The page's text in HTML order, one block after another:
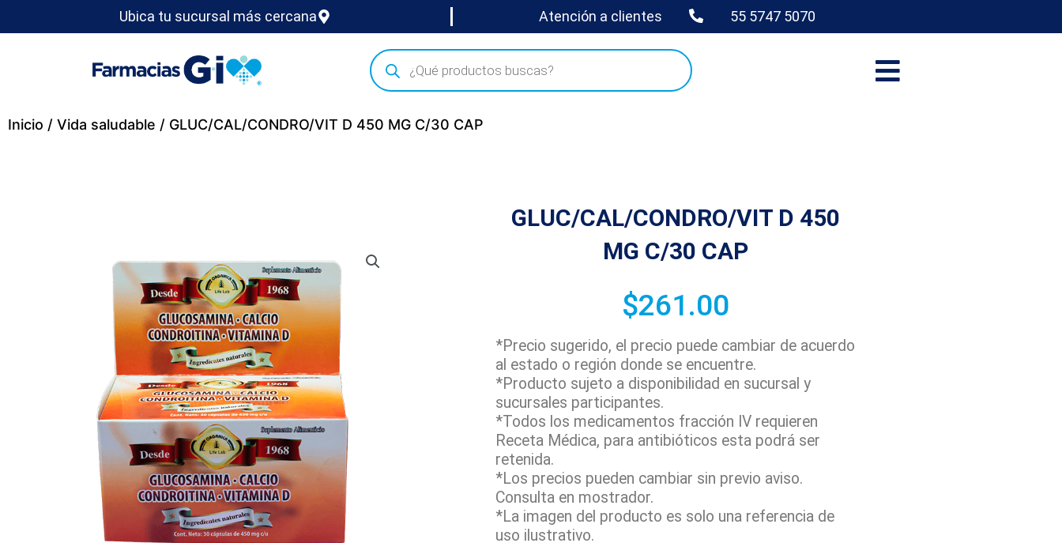
Ubica tu sucursal más cercana Atención a clientes 55 5747 5070
Inicio / Vida saludable / GLUC/CAL/CONDRO/VIT D 450 MG C/30 CAP
GLUC/CAL/CONDRO/VIT D 450
MG C/30 CAP
$261.00
*Precio sugerido, el precio puede cambiar de acuerdo
al estado o región donde se encuentre.
*Producto sujeto a disponibilidad en sucursal y
sucursales participantes.
*Todos los medicamentos fracción IV requieren
Receta Médica, para antibióticos esta podrá ser
retenida.
*Los precios pueden cambiar sin previo aviso.
Consulta en mostrador.
*La imagen del producto es solo una referencia de
uso ilustrativo.